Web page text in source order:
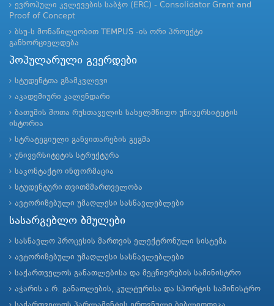
ევროპული კვლევების საბჭო (ERC) - Consolidator Grant and
Proof of Concept
ბსუ-ს მონაწილეობით TEMPUS -ის ორი პროექტი
განხორციელდება
პოპულარული გვერდები
სტუდენტთა გზამკვლევი
აკადემიური კალენდარი
ბათუმის შოთა რუსთაველის სახელმწიფო უნივერსიტეტის
ისტორია
სტრატეგიული განვითარების გეგმა
უნივერსიტეტის სტრუქტურა
საკონტაქტო ინფორმაცია
სტუდენტური თვითმმართველობა
ავტორიზებული უმაღლესი სასწავლებლები
სასარგებლო ბმულები
სასწავლო პროცესის მართვის ელექტრონული სისტემა
ავტორიზებული უმაღლესი სასწავლებლები
საქართველოს განათლებისა და მეცნიერების სამინისტრო
აჭარის ა.რ. განათლების, კულტურისა და სპორტის სამინისტრო